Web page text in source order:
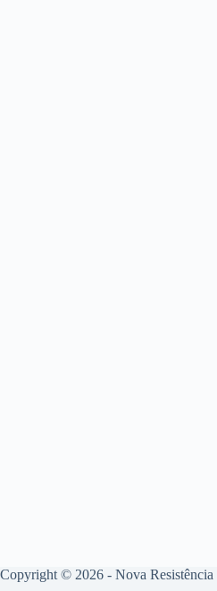
Copyright © 2026 - Nova Resistência